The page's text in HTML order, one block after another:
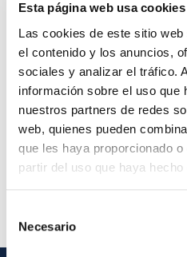
Esta página web usa cookies
Las cookies de este sitio
el contenido y los anuncios,
sociales y analizar el tráfico.
información sobre el uso que
nuestros partners de redes
web, quienes pueden
que les haya proporcionado
partir del uso que haya
consentimiento
Necesario
Administración de Iberpay
Inicio de la reunión:29/
Final de la reunión:16/
Localización:Calle
planta 28001 Madrid
Descripción: